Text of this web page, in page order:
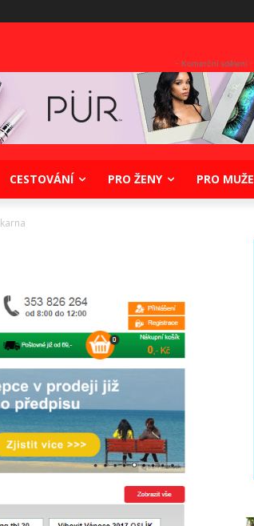
- Komerční sdělení -
CESTOVÁNÍ PRO ŽENY PRO MUŽE